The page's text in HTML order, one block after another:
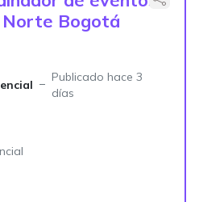
Norte Bogotá
Publicado hace 3
días